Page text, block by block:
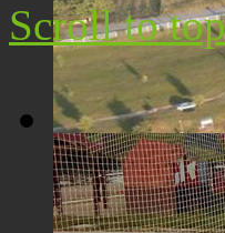
Плажа "Топољар" -
Scroll to top